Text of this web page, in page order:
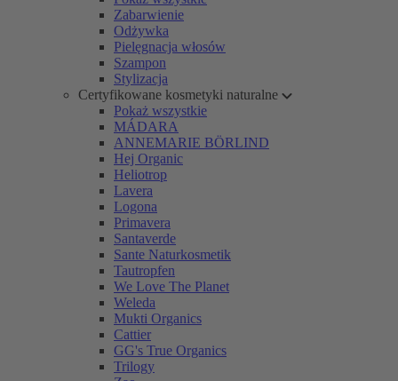
Zabarwienie
Odżywka
Pielęgnacja włosów
Szampon
Stylizacja
Certyfikowane kosmetyki naturalne
Pokaż wszystkie
MÁDARA
ANNEMARIE BÖRLIND
Hej Organic
Heliotrop
Lavera
Logona
Primavera
Santaverde
Sante Naturkosmetik
Tautropfen
We Love The Planet
Weleda
Mukti Organics
Cattier
GG's True Organics
Trilogy